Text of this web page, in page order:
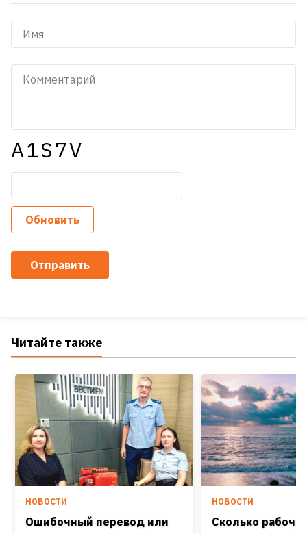
A1S7V
Обновить
Отправить
Читайте также
НОВОСТИ
Ошибочный перевод или
НОВОСТИ
Сколько